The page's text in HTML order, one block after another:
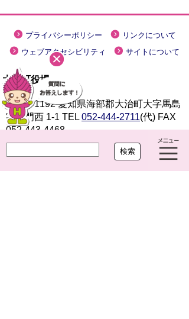
プライバシーポリシー
リンクについて
ウェブアクセシビリティ
サイトについて
大治町役場
〒490-1192 愛知県海部郡大治町大字馬島
字大門西 1-1 TEL 052-444-2711(代) FAX
052-443-4468
開庁時間 平日 午前8時30分～午後5時15分
閉庁日 土曜・日曜・祝休日・年末年始(12月